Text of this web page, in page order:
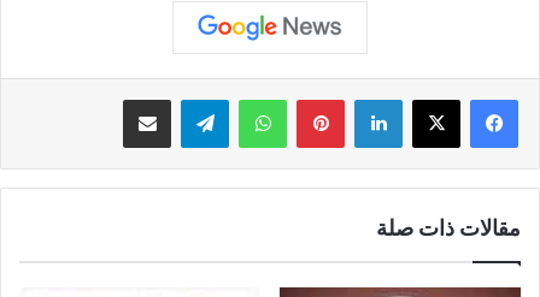
لينكدإن بينتيريستواتساب تيلقرام مشاركة عبر البريد
مقالات ذات صلة